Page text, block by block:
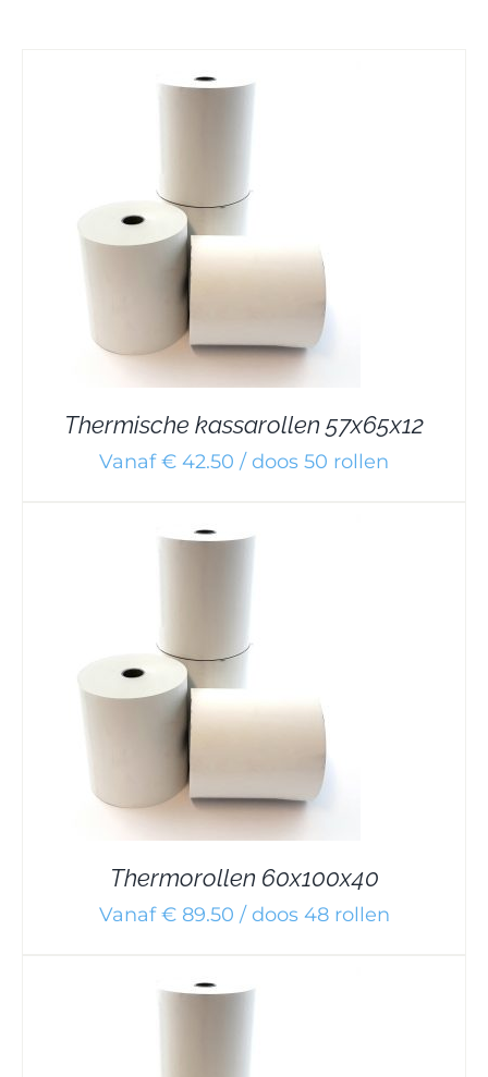
Thermische kassarollen 57x65x12
Vanaf € 42.50 / doos 50 rollen
Thermorollen 60x100x40
Vanaf € 89.50 / doos 48 rollen